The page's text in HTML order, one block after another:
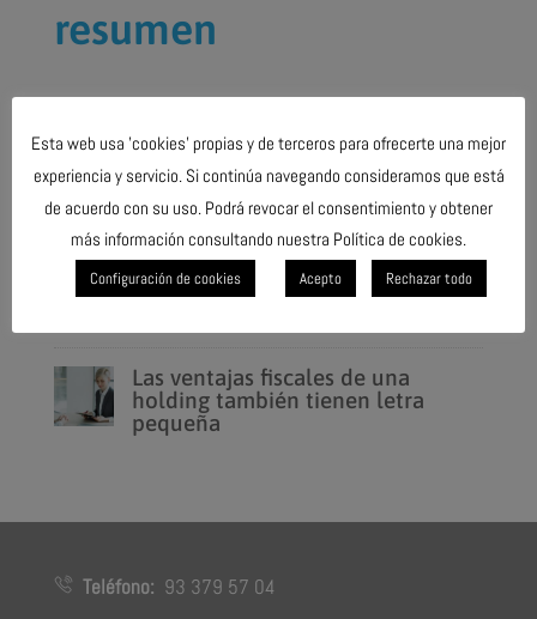
resumen
La revisión externa de las cuentas
gana peso en las comunidades de
propietarios
Una cita obligada con Hacienda.
La declaración del Impuesto sobre
Las ventajas fiscales de una
holding también tienen letra
pequeña
Teléfono: 93 379 57 04
Esta web usa 'cookies' propias y de terceros para ofrecerte una mejor
experiencia y servicio. Si continúa navegando consideramos que está
de acuerdo con su uso. Podrá revocar el consentimiento y obtener
más información consultando nuestra Política de cookies.
Configuración de cookies Acepto Rechazar todo